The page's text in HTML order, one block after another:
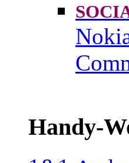
Handy-